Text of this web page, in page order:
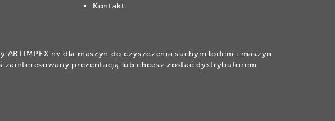
Kontakt
nv dla maszyn do czyszczenia suchym lodem i maszyn
prezentacją lub chcesz zostać dystrybutorem